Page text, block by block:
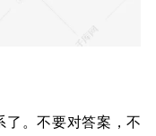
了。不要对答案，不